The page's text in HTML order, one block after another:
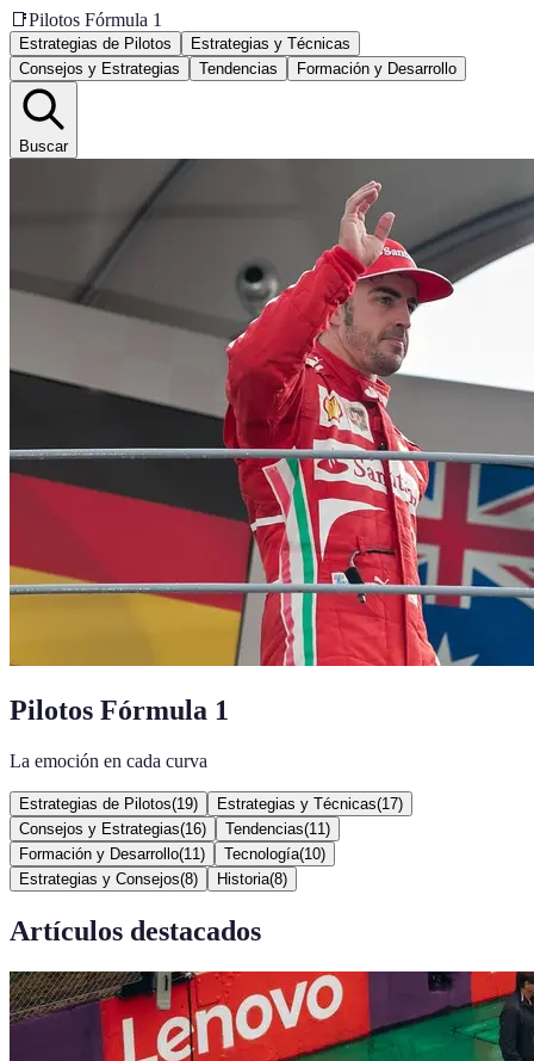
📑Pilotos Fórmula 1
Estrategias de Pilotos
Estrategias y Técnicas
Consejos y Estrategias
Tendencias Formación y Desarrollo
Buscar
Pilotos Fórmula 1
La emoción en cada curva
Estrategias de Pilotos(19) Estrategias y Técnicas(17)
Consejos y Estrategias(16) Tendencias(11 )
Formación y Desarrollo(11 ) Tecnología(10)
Estrategias y Consejos(8) Historia(8)
Artículos destacados